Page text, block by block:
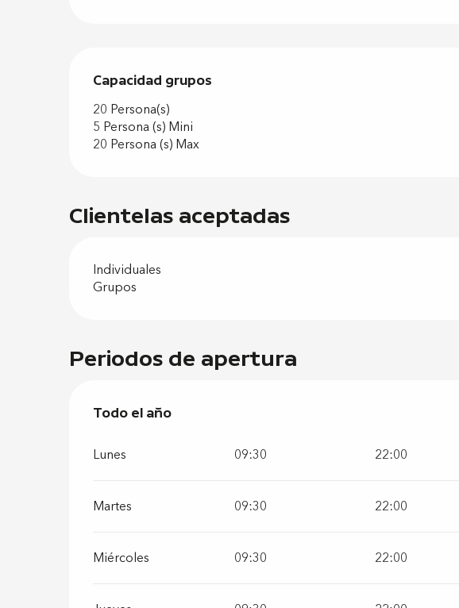
Capacidad grupos
Capacidad grupos
20 Persona(s)
5 Persona (s) Mini
20 Persona (s) Max
Clientelas aceptadas
Individuales
Grupos
Periodos de apertura
Todo el año
Todo el año
Lunes 09:30 22:00
Martes 09:30 22:00
Miércoles 09:30 22:00